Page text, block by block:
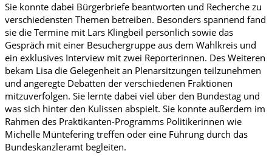
Sie konnte dabei Bürgerbriefe beantworten und Recherche zu
verschiedensten Themen betreiben. Besonders spannend fand
sie die Termine mit Lars Klingbeil persönlich sowie das
Gespräch mit einer Besuchergruppe aus dem Wahlkreis und
ein exklusives Interview mit zwei Reporterinnen. Des Weiteren
bekam Lisa die Gelegenheit an Plenarsitzungen teilzunehmen
und angeregte Debatten der verschiedenen Fraktionen
mitzuverfolgen. Sie lernte dabei viel über den Bundestag und
was sich hinter den Kulissen abspielt. Sie konnte außerdem im
Rahmen des Praktikanten-Programms Politikerinnen wie
Michelle Müntefering treffen oder eine Führung durch das
Bundeskanzleramt begleiten.